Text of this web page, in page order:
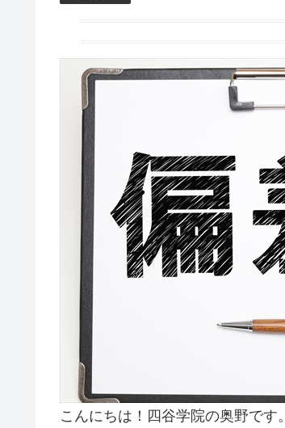
こんにちは！四谷学院の奥野です。